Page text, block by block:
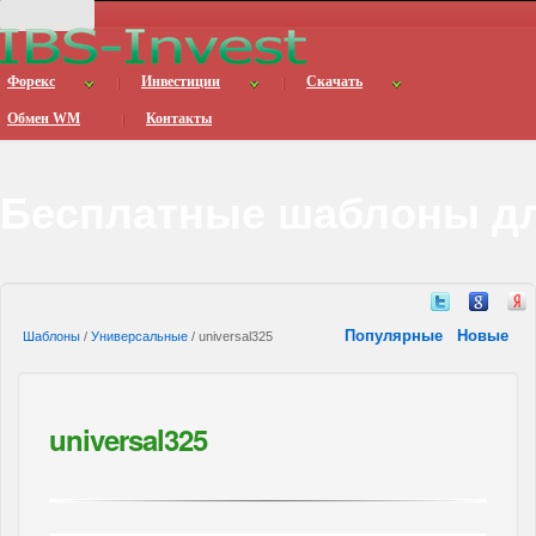
Форекс Инвестиции Скачать
Обмен WM Контакты
Шаблоны / Универсальные / universal325 Популярные Новые
universal325